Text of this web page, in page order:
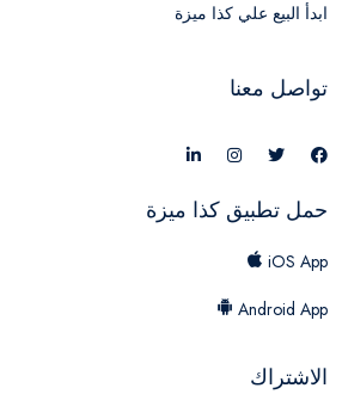
ابدأ البيع علي كذا ميزة
تواصل معنا
حمل تطبيق كذا ميزة
iOS App
Android App
الاشتراك